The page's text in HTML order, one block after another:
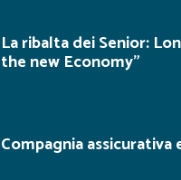
La ribalta dei Senior:
the new Economy”
Compagnia